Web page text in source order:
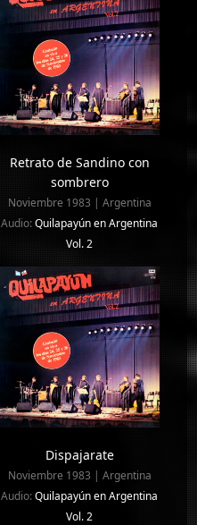
Retrato de Sandino con
sombrero
Noviembre 1983 | Argentina
Audio:Quilapayún en Argentina
Vol. 2
Dispajarate
Noviembre 1983 | Argentina
Audio:Quilapayún en Argentina
Vol. 2